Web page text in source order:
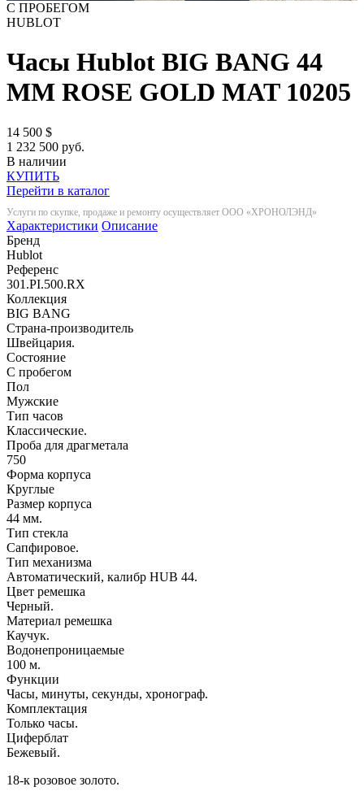
С ПРОБЕГОМ
HUBLOT
Часы Hublot BIG BANG 44
MM ROSE GOLD MAT 10205
14 500 $
1 232 500 руб.
В наличии
КУПИТЬ
Перейти в каталог
Услуги по скупке, продаже и ремонту осуществляет ООО «ХРОНОЛЭНД»
Характеристики Описание
Бренд
Hublot
Референс
301.PI.500.RX
Коллекция
BIG BANG
Страна-производитель
Швейцария.
Состояние
С пробегом
Пол
Мужские
Тип часов
Классические.
Проба для драгметала
750
Форма корпуса
Круглые
Размер корпуса
44 мм.
Тип стекла
Сапфировое.
Тип механизма
Автоматический, калибр HUB 44.
Цвет ремешка
Черный.
Материал ремешка
Каучук.
Водонепроницаемые
100 м.
Функции
Часы, минуты, секунды, хронограф.
Комплектация
Только часы.
Циферблат
Бежевый.
18-к розовое золото.